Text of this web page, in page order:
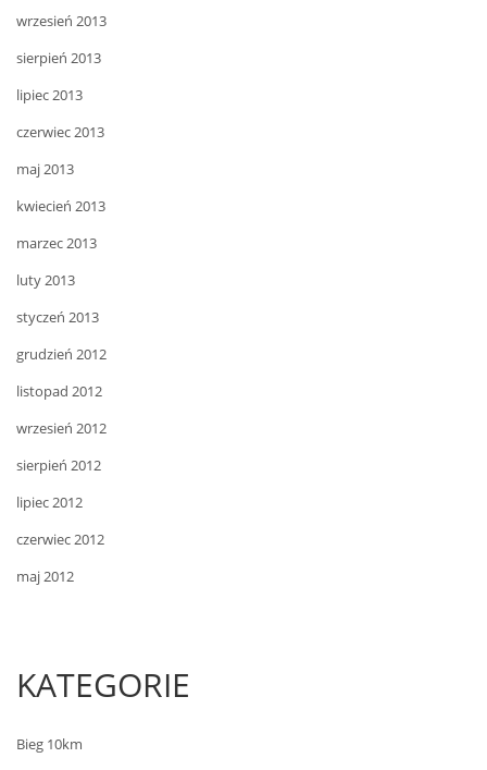
wrzesień 2013
sierpień 2013
lipiec 2013
czerwiec 2013
maj 2013
kwiecień 2013
marzec 2013
luty 2013
styczeń 2013
grudzień 2012
listopad 2012
wrzesień 2012
sierpień 2012
lipiec 2012
czerwiec 2012
maj 2012
KATEGORIE
Bieg 10km